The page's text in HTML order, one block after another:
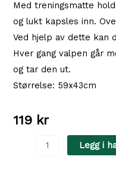
Med treningsmatte
og lukt kapsles inn.
Ved hjelp av dette kan
Hver gang valpen går
og tar den ut.
Størrelse: 59x43cm
119 kr
Tissematter
Legg i